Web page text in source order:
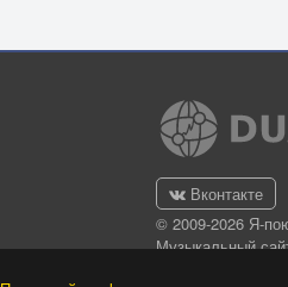
Вконтакте
© 2009-2026 Я-
Музыкальный